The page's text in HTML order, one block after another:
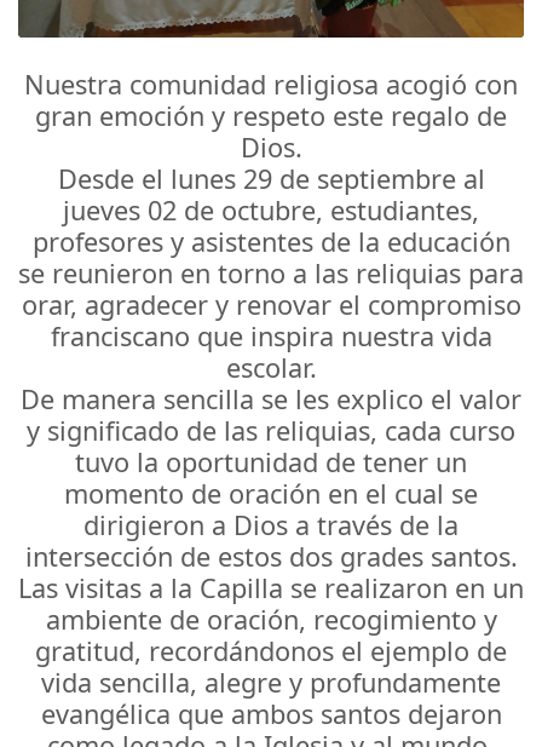
Nuestra comunidad religiosa acogió con
gran emoción y respeto este regalo de
Dios.
Desde el lunes 29 de septiembre al
jueves 02 de octubre, estudiantes,
profesores y asistentes de la educación
se reunieron en torno a las reliquias para
orar, agradecer y renovar el compromiso
franciscano que inspira nuestra vida
escolar.
De manera sencilla se les explico el valor
y significado de las reliquias, cada curso
tuvo la oportunidad de tener un
momento de oración en el cual se
dirigieron a Dios a través de la
intersección de estos dos grades santos.
Las visitas a la Capilla se realizaron en un
ambiente de oración, recogimiento y
gratitud, recordándonos el ejemplo de
vida sencilla, alegre y profundamente
evangélica que ambos santos dejaron